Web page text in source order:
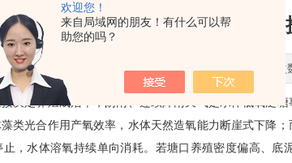
欢迎您！
来自局域网的朋友！有什么可以帮
助您的吗？
雨天水体缺氧风险高发，荧光
更新时间：2026-07-08 点击次
决定养殖成活率，阴雨、连续降雨天气是水体低氧泛
类光合作用产氧效率，水体天然造氧能力断崖式下降
，水体溶氧持续单向消耗。若塘口养殖密度偏高、